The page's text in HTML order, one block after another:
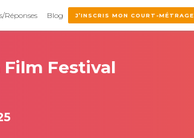
Réponses Blog J’INSCRIS MON COURT-MÉTRAGE
Film Festival